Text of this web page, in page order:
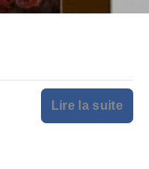
Lire la suite